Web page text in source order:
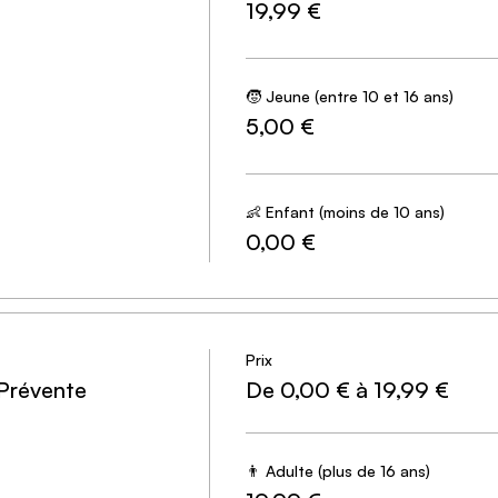
2h pour arriver à la fin du scénario.
à partir de 2 personnes. Pour une expérience de
adultes achetées, la 5ème est offerte. Sélectionnez
19,99 €
🧒 Jeune (entre 10 et 16 ans)
5,00 €
👶 Enfant (moins de 10 ans)
0,00 €
Prix
De 0,00 € à 19,99 €
👨 Adulte (plus de 16 ans)